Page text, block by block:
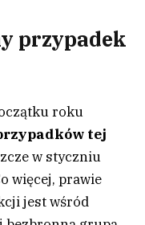
przypadek
roku
tej
w styczniu
więcej, prawie
jest wśród